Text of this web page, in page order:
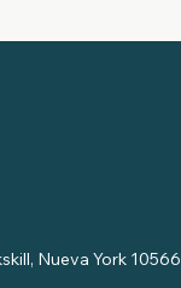
Nueva York 10566